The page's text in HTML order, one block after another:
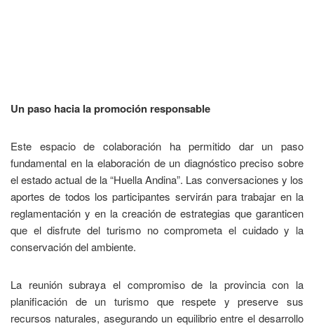
Un paso hacia la promoción responsable
Este espacio de colaboración ha permitido dar un paso
fundamental en la elaboración de un diagnóstico preciso sobre
el estado actual de la “Huella Andina”. Las conversaciones y los
aportes de todos los participantes servirán para trabajar en la
reglamentación y en la creación de estrategias que garanticen
que el disfrute del turismo no comprometa el cuidado y la
conservación del ambiente.
La reunión subraya el compromiso de la provincia con la
planificación de un turismo que respete y preserve sus
recursos naturales, asegurando un equilibrio entre el desarrollo